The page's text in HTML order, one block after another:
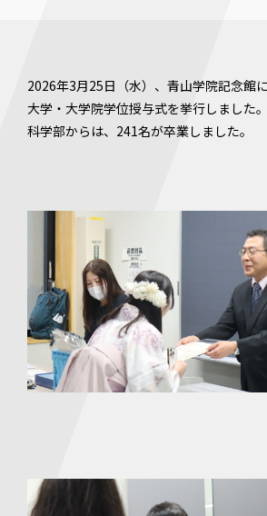
2026年3月25日（水）、青山学院記念館
大学・大学院学位授与式を挙行しました
科学部からは、241名が卒業しました。